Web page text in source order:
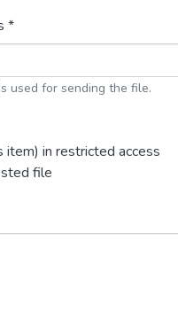
*
used for sending the file.
in restricted access
file